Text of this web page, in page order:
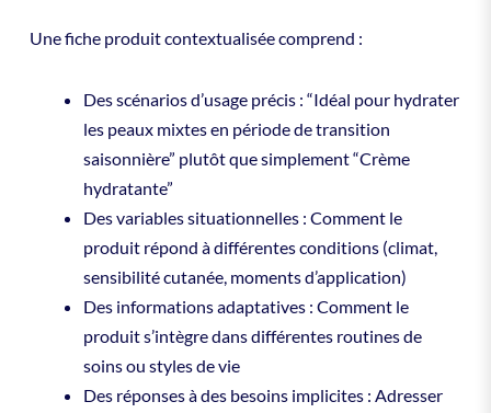
Une fiche produit contextualisée comprend :
Des scénarios d’usage précis : “Idéal pour hydrater
les peaux mixtes en période de transition
saisonnière” plutôt que simplement “Crème
hydratante”
Des variables situationnelles : Comment le
produit répond à différentes conditions (climat,
sensibilité cutanée, moments d’application)
Des informations adaptatives : Comment le
produit s’intègre dans différentes routines de
soins ou styles de vie
Des réponses à des besoins implicites : Adresser